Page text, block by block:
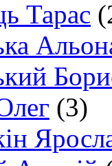
Тарас
(3)